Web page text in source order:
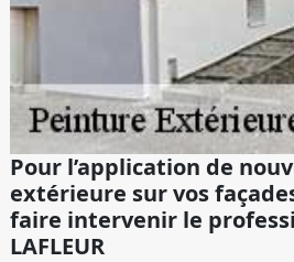
Pour l’application de
extérieure sur vos
faire intervenir le
LAFLEUR